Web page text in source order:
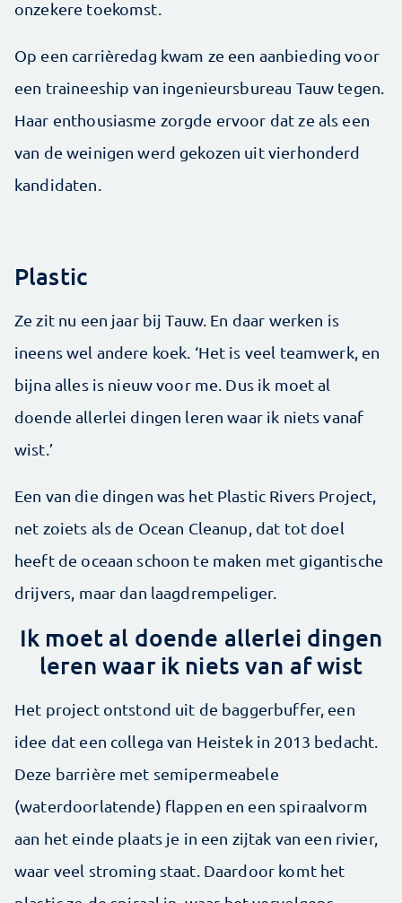
onzekere toekomst.
Op een carrièredag kwam ze een aanbieding voor
een traineeship van ingenieursbureau Tauw tegen.
Haar enthousiasme zorgde ervoor dat ze als een
van de weinigen werd gekozen uit vierhonderd
kandidaten.
Plastic
Ze zit nu een jaar bij Tauw. En daar werken is
ineens wel andere koek. ‘Het is veel teamwerk, en
bijna alles is nieuw voor me. Dus ik moet al
doende allerlei dingen leren waar ik niets vanaf
wist.’
Een van die dingen was het Plastic Rivers Project,
net zoiets als de Ocean Cleanup, dat tot doel
heeft de oceaan schoon te maken met gigantische
drijvers, maar dan laagdrempeliger.
Ik moet al doende allerlei dingen
leren waar ik niets van af wist
Het project ontstond uit de baggerbuffer, een
idee dat een collega van Heistek in 2013 bedacht.
Deze barrière met semipermeabele
(waterdoorlatende) flappen en een spiraalvorm
aan het einde plaats je in een zijtak van een rivier,
waar veel stroming staat. Daardoor komt het